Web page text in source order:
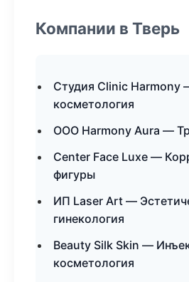
Компании в Тверь
Студия Clinic Harmony
косметология
ООО Harmony Aura —
Center Face Luxe —
фигуры
ИП Laser Art —
гинекология
Beauty Silk Skin —
косметология